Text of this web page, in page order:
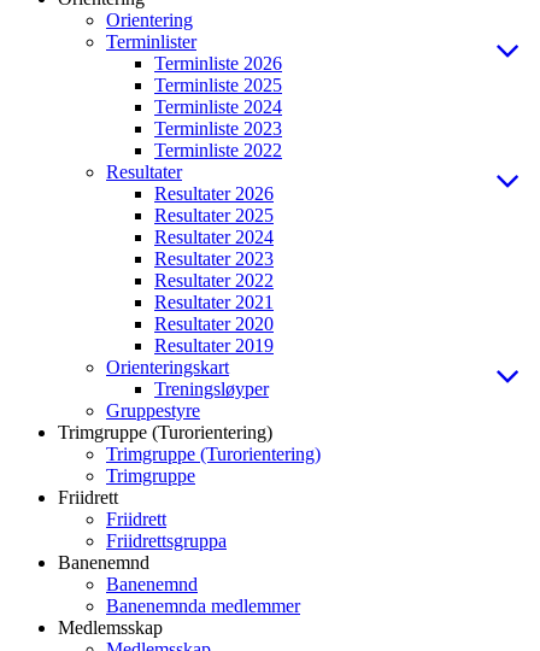
Orientering
Terminlister
Terminliste 2026
Terminliste 2025
Terminliste 2024
Terminliste 2023
Terminliste 2022
Resultater
Resultater 2026
Resultater 2025
Resultater 2024
Resultater 2023
Resultater 2022
Resultater 2021
Resultater 2020
Resultater 2019
Orienteringskart
Treningsløyper
Gruppestyre
Trimgruppe (Turorientering)
Trimgruppe (Turorientering)
Trimgruppe
Friidrett
Friidrett
Friidrettsgruppa
Banenemnd
Banenemnd
Banenemnda medlemmer
Medlemsskap